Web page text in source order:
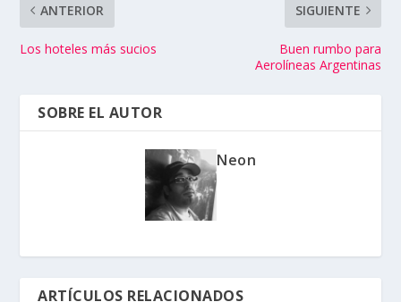
ANTERIOR
Los hoteles más sucios
SIGUIENTE
Buen rumbo para
Aerolíneas Argentinas
SOBRE EL AUTOR
Neon
ARTÍCULOS RELACIONADOS